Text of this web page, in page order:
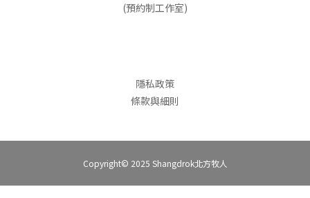
(預約制工作室)
隱私政策
條款與細則
Copyright© 2025 Shangdrok北方牧人